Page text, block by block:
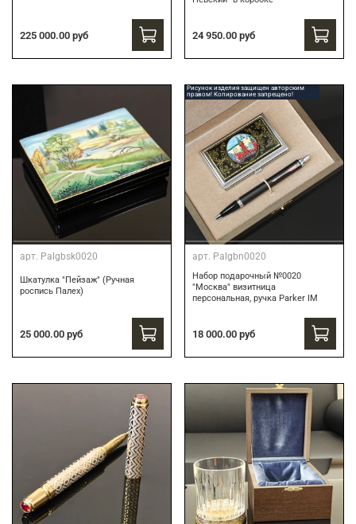
225 000.00 руб 24 950.00 руб
арт. Palgbsk0020
Шкатулка "Пейзаж" (Ручная
роспись Палех)
25 000.00 руб
Рисунок изделия защищен авторским
правом! Копирование запрещено!
арт. Palgbn0020
Набор подарочный №0020
"Москва" визитница
персональная, ручка Parker IM
18 000.00 руб